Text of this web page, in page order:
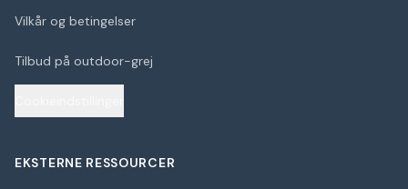
Vilkår og betingelser
Tilbud på outdoor-grej
EKSTERNE RESSOURCER